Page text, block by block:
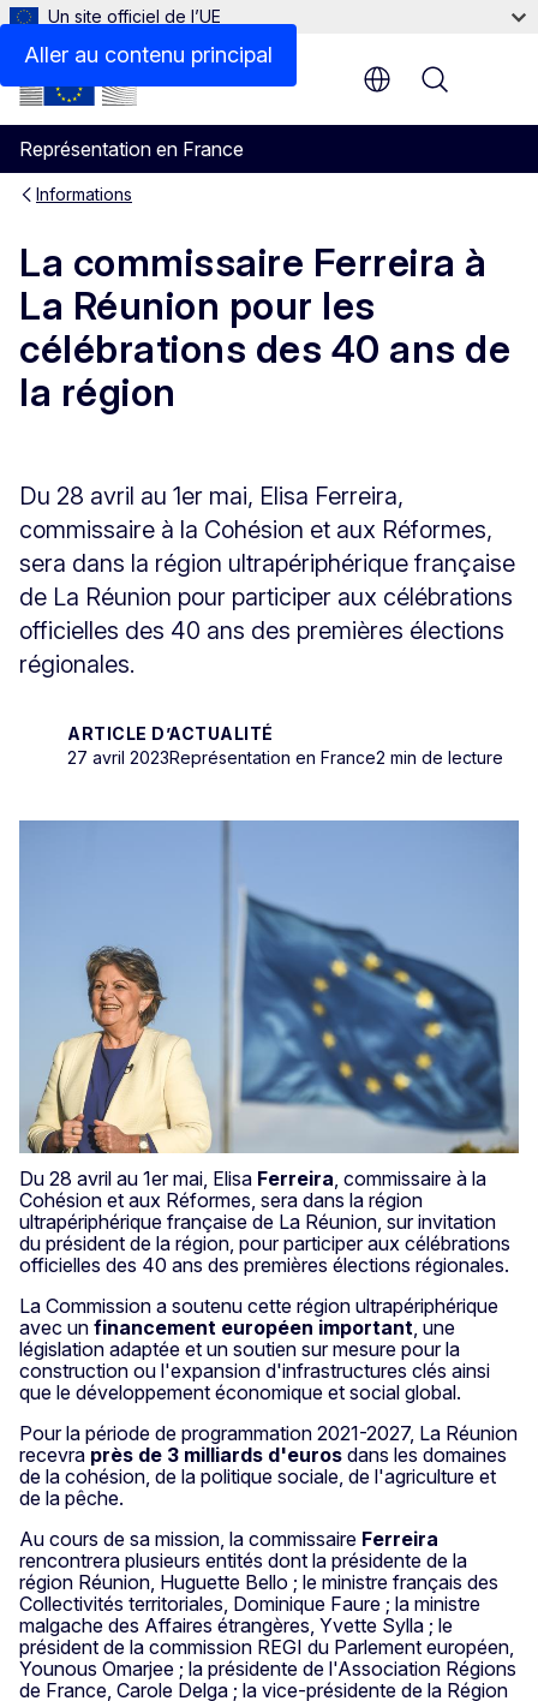
Aller au contenu principal
Un site officiel de l’UE
Représentation en France
Menu
Informations
La commissaire Ferreira à
La Réunion pour les
célébrations des 40 ans de
la région
Du 28 avril au 1er mai, Elisa Ferreira,
commissaire à la Cohésion et aux Réformes,
sera dans la région ultrapériphérique française
de La Réunion pour participer aux célébrations
officielles des 40 ans des premières élections
régionales.
ARTICLE D’ACTUALITÉ
27 avril 2023Représentation en France2 min de lecture
Du 28 avril au 1er mai, Elisa Ferreira, commissaire à la
Cohésion et aux Réformes, sera dans la région
ultrapériphérique française de La Réunion, sur invitation
du président de la région, pour participer aux célébrations
officielles des 40 ans des premières élections régionales.
La Commission a soutenu cette région ultrapériphérique
avec un financement européen important, une
législation adaptée et un soutien sur mesure pour la
construction ou l'expansion d'infrastructures clés ainsi
que le développement économique et social global.
Pour la période de programmation 2021-2027, La Réunion
recevra près de 3 milliards d'euros dans les domaines
de la cohésion, de la politique sociale, de l'agriculture et
de la pêche.
Au cours de sa mission, la commissaire Ferreira
rencontrera plusieurs entités dont la présidente de la
région Réunion, Huguette Bello ; le ministre français des
Collectivités territoriales, Dominique Faure ; la ministre
malgache des Affaires étrangères, Yvette Sylla ; le
président de la commission REGI du Parlement européen,
Younous Omarjee ; la présidente de l'Association Régions
de France, Carole Delga ; la vice-présidente de la Région